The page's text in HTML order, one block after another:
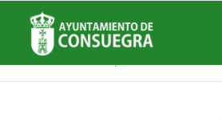
Noticias
Usted está aquí: Inicio / Noticias
Actividades culturales y educativas